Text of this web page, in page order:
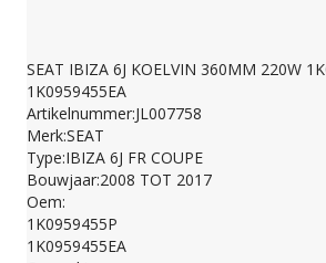
6J
KOELVIN
360MM
SEAT IBIZA 6J KOELVIN 360MM 220W
1K0959455EA
Artikelnummer:JL007758
Merk:SEAT
Type:IBIZA 6J FR COUPE
Bouwjaar:2008 TOT 2017
Oem:
1K0959455P
1K0959455EA